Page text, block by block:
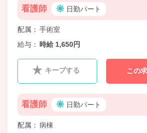
看護師 日勤パート
配属
手術室
給与
時給 1,650円
キープする この
看護師 日勤パート
配属
病棟